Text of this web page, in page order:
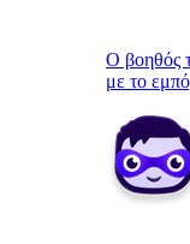
Ο βοηθός
με το